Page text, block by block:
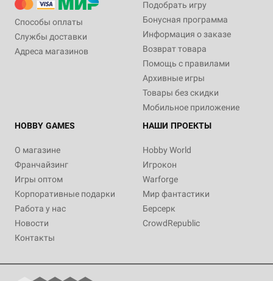
Способы оплаты
Службы доставки
Адреса магазинов
Подобрать игру
Бонусная программа
Информация о заказе
Возврат товара
Помощь с правилами
Архивные игры
Товары без скидки
Мобильное приложение
HOBBY GAMES
О магазине
Франчайзинг
Игры оптом
Корпоративные подарки
Работа у нас
Новости
Контакты
НАШИ ПРОЕКТЫ
Hobby World
Игрокон
Warforge
Мир фантастики
Берсерк
CrowdRepublic